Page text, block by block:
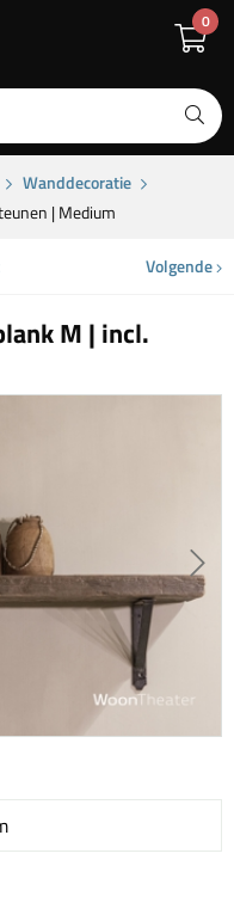
0
Wanddecoratie
| Medium
Volgende
M | incl.